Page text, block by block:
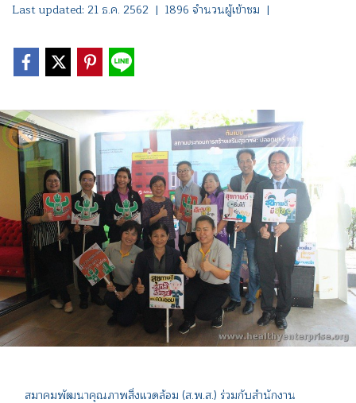
Last updated: 21 ธ.ค. 2562 | 1896 จำนวนผู้เข้าชม |
สมาคมพัฒนาคุณภาพสิ่งแวดล้อม (ส.พ.ส.) ร่วมกับสำนักงาน